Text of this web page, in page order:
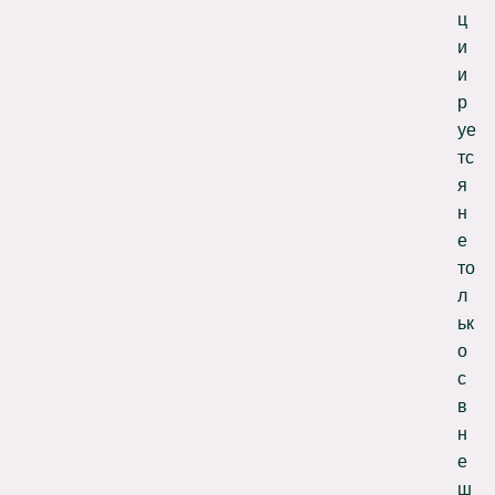
ц
и
и
р
уе
тс
я
н
е
то
л
ьк
о
с
в
н
е
ш